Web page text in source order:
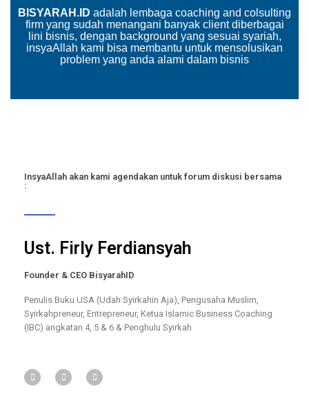
BISYARAH.ID adalah lembaga coaching and colsulting
firm yang sudah menangani banyak client diberbagai
lini bisnis, dengan background yang sesuai syariah,
insyaAllah kami bisa membantu untuk mensolusikan
problem yang anda alami dalam bisnis
InsyaAllah akan kami agendakan untuk forum diskusi bersama
:
Ust. Firly Ferdiansyah
Founder & CEO BisyarahID
Penulis Buku USA (Udah Syirkahin Aja), Pengusaha Muslim,
Syirkahpreneur, Entrepreneur, Ketua Islamic Business Coaching
(IBC) angkatan 4, 5 & 6 & Penghulu Syirkah